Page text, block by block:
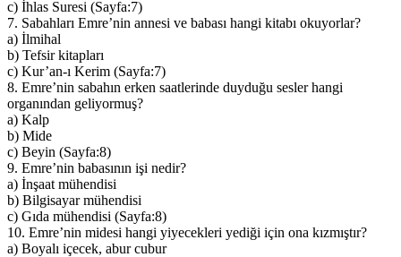
c) İhlas Suresi (Sayfa:7)
7. Sabahları Emre’nin annesi ve babası hangi kitabı okuyorlar?
a) İlmihal
b) Tefsir kitapları
c) Kur’an-ı Kerim (Sayfa:7)
8. Emre’nin sabahın erken saatlerinde duyduğu sesler hangi
organından geliyormuş?
a) Kalp
b) Mide
c) Beyin (Sayfa:8)
9. Emre’nin babasının işi nedir?
a) İnşaat mühendisi
b) Bilgisayar mühendisi
c) Gıda mühendisi (Sayfa:8)
10. Emre’nin midesi hangi yiyecekleri yediği için ona kızmıştır?
a) Boyalı içecek, abur cubur